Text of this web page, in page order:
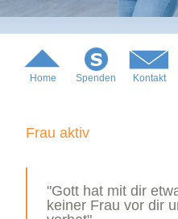
Home Spenden Kontakt
Frau aktiv
"Gott hat mit dir
keiner Frau vor dir